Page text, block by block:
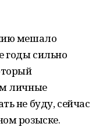
мешало
годы сильно
личные
не буду, сейчас
розыске.